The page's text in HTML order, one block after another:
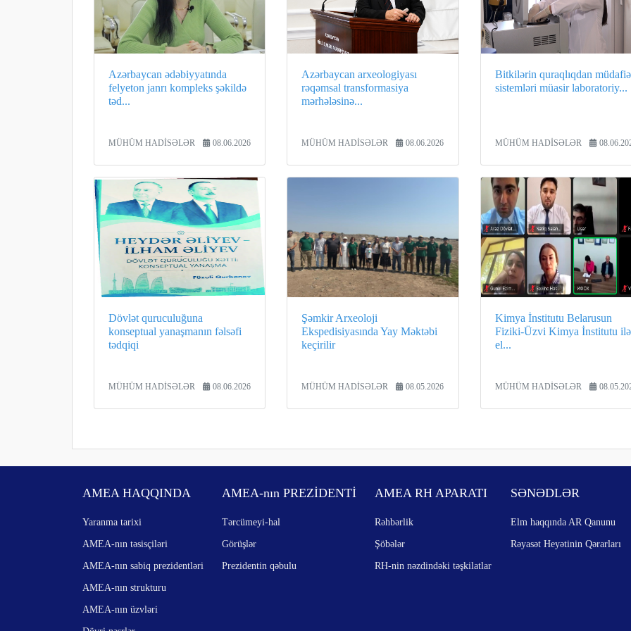
Azərbaycan ədəbiyyatında
felyeton janrı kompleks şəkildə
təd...
MÜHÜM HADİSƏLƏR 08.06.2026
Azərbaycan arxeologiyası
rəqəmsal transformasiya
mərhələsinə...
MÜHÜM HADİSƏLƏR 08.06.2026
Bitkilərin quraqlıqdan müdafiə
sistemləri müasir laboratoriy...
MÜHÜM HADİSƏLƏR
Dövlət quruculuğuna
konseptual yanaşmanın fəlsəfi
tədqiqi
MÜHÜM HADİSƏLƏR 08.06.2026
Şəmkir Arxeoloji
Ekspedisiyasında Yay Məktəbi
keçirilir
MÜHÜM HADİSƏLƏR 08.05.2026
Kimya İnstitutu Belarusun
Fiziki-Üzvi Kimya İnstitutu ilə
el...
MÜHÜM HADİSƏLƏR
AMEA HAQQINDA
Yaranma tarixi
AMEA-nın təsisçiləri
AMEA-nın sabiq prezidentləri
AMEA-nın strukturu
AMEA-nın üzvləri
AMEA-nın PREZİDENTİ
Tərcümeyi-hal
Görüşlər
Prezidentin qəbulu
AMEA RH APARATI
Rəhbərlik
Şöbələr
RH-nin nəzdindəki təşkilatlar
SƏNƏDLƏR
Elm haqqında AR Qanunu
Rəyasət Heyətinin Qərarları